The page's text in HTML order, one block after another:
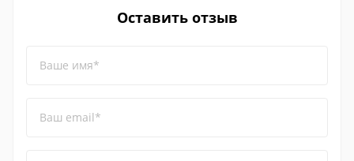
Оставить отзыв
Ваше имя*
Ваш email*